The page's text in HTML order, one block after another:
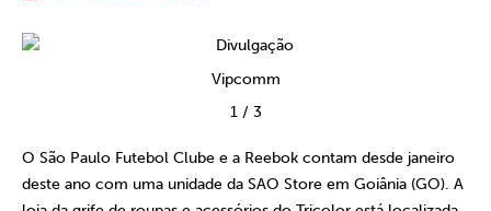
Vipcomm
1/ 3
O São Paulo Futebol Clube e a Reebok contam desde janeiro
deste ano com uma unidade da SAO Store em Goiânia (GO). A